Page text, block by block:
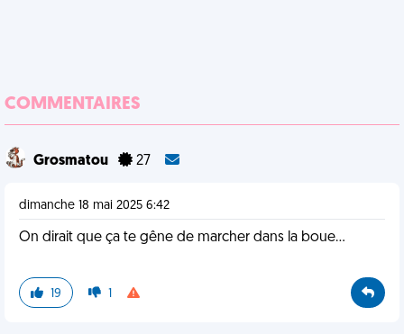
COMMENTAIRES
Grosmatou 27
dimanche 18 mai 2025 6:42
On dirait que ça te gêne de marcher dans la boue...
19 1